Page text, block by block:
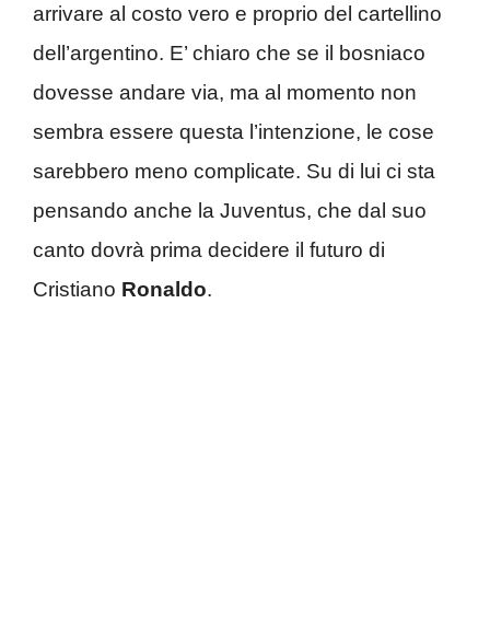
arrivare al costo vero e proprio del cartellino
dell’argentino. E’ chiaro che se il bosniaco
dovesse andare via, ma al momento non
sembra essere questa l’intenzione, le cose
sarebbero meno complicate. Su di lui ci sta
pensando anche la Juventus, che dal suo
canto dovrà prima decidere il futuro di
Cristiano Ronaldo.